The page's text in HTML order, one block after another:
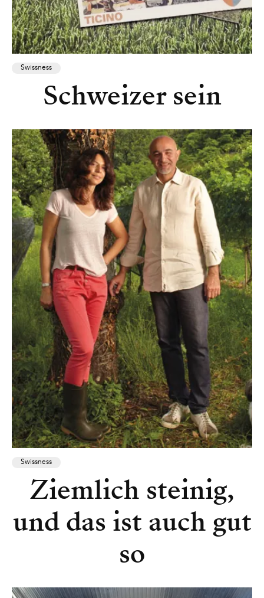
Swissness
Schweizer sein
Swissness
Ziemlich steinig,
und das ist auch gut
so